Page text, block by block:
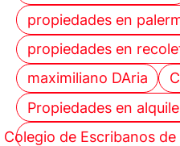
propiedades en
propiedades en
maximiliano DAria
Propiedades en
Colegio de Escribanos